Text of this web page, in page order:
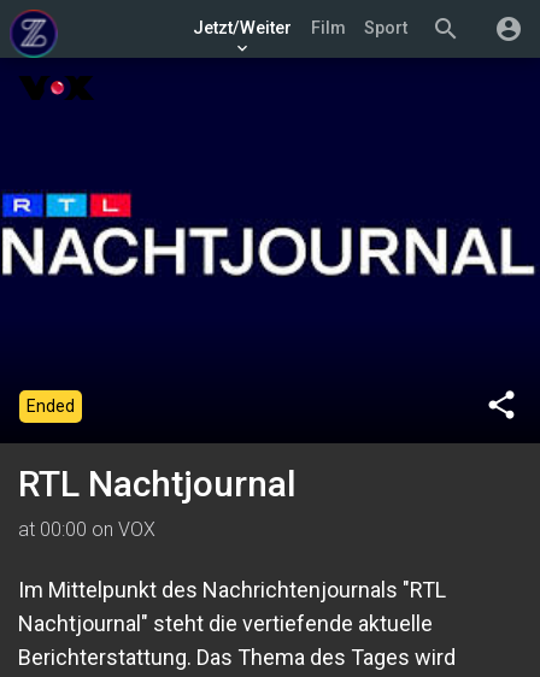
search account_circle
Jetzt/Weiter
keyboard_arrow_down
Film Sport
share
Ended
RTL Nachtjournal
at 00:00 on VOX
Im Mittelpunkt des Nachrichtenjournals "RTL
Nachtjournal" steht die vertiefende aktuelle
Berichterstattung. Das Thema des Tages wird